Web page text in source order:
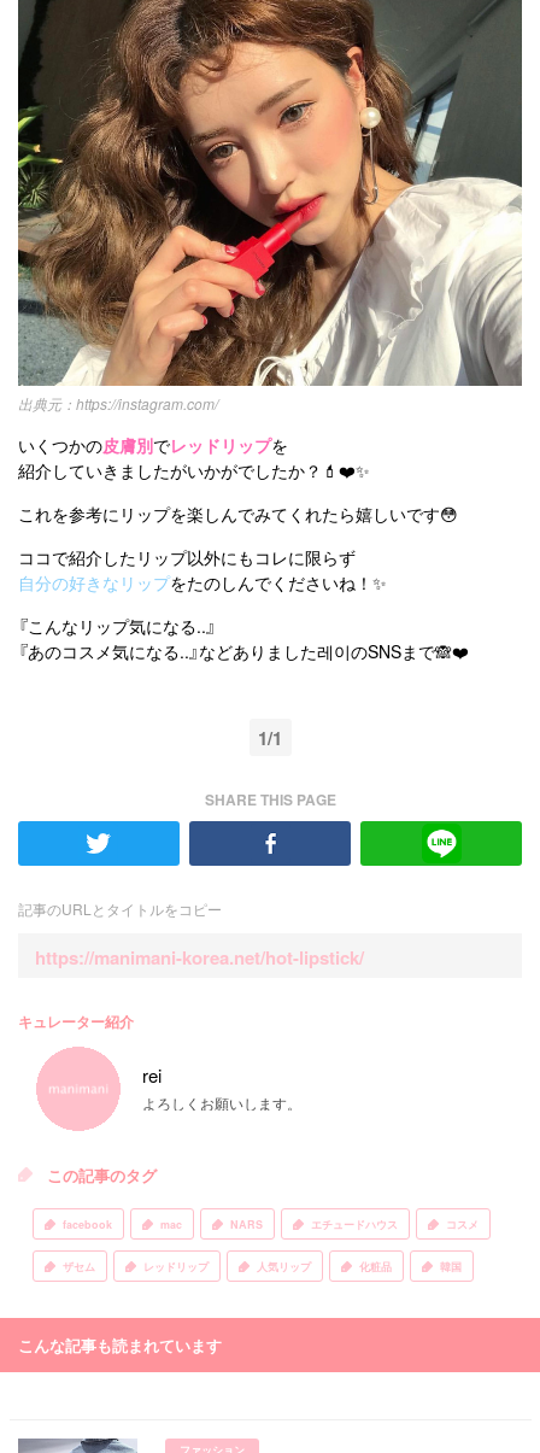
https://instagram.com/
いくつかの皮膚別でレッドリップを
紹介していきましたがいかがでしたか？💄❤️✨
これを参考にリップを楽しんでみてくれたら嬉しいです😳
ココで紹介したリップ以外にもコレに限らず
自分の好きなリップをたのしんでくださいね！✨
『こんなリップ気になる..』
『あのコスメ気になる..』などありました레이のSNSまで🙈❤️
1/1
SHARE THIS PAGE
記事のURLとタイトルをコピー
https://manimani-korea.net/hot-lipstick/
キュレーター紹介
rei
よろしくお願いします。
この記事のタグ
facebook mac NARS エチュードハウス コスメ
ザセム レッドリップ 人気リップ 化粧品 韓国
こんな記事も読まれています